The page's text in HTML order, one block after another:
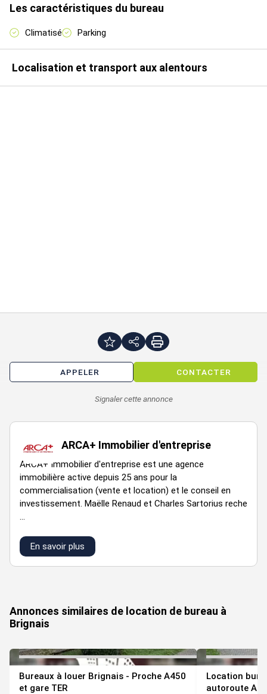
Les caractéristiques du bureau
Climatisé Parking
Localisation et transport aux alentours
APPELER CONTACTER
Signaler cette annonce
ARCA+ Immobilier d'entreprise
ARCA+ Immobilier d'entreprise est une agence
immobilière active depuis 25 ans pour la
commercialisation (vente et location) et le conseil en
investissement. Maëlle Renaud et Charles Sartorius reche
...
En savoir plus
Annonces similaires de location de bureau à
Brignais
Bureaux à louer Brignais - Proche A450
et gare TER
Location
autoroute